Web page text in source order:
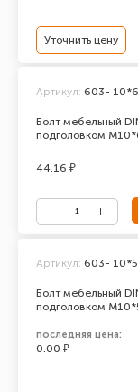
Уточнить цену
Болт мебельный
подголовком
Артикул: 603-
44.16 ₽
Болт мебельный
подголовком
Артикул: 603-
последняя цена:
0.00 ₽